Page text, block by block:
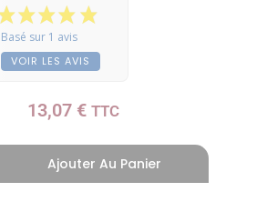
Basé sur 1 avis
VOIR LES AVIS
13,07 € TTC
Ajouter Au Panier